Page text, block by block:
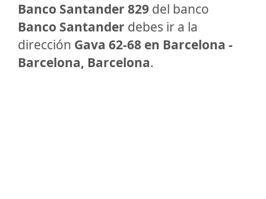
Banco Santander 829 del banco
Banco Santander debes ir a la
dirección Gava 62-68 en Barcelona -
Barcelona, Barcelona.